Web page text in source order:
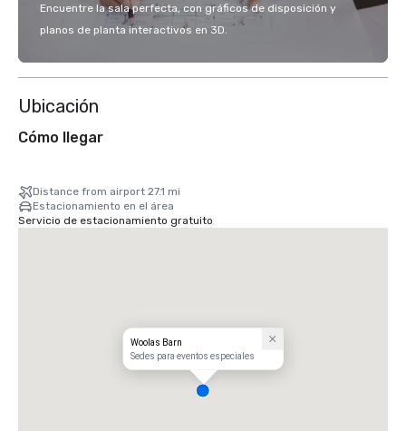
Encuentre la sala perfecta, con gráficos de disposición y
planos de planta interactivos en 3D.
Ubicación
Cómo llegar
Distance from airport 27.1 mi
Estacionamiento en el área
Servicio de estacionamiento gratuito
Woolas Barn
Sedes para eventos especiales